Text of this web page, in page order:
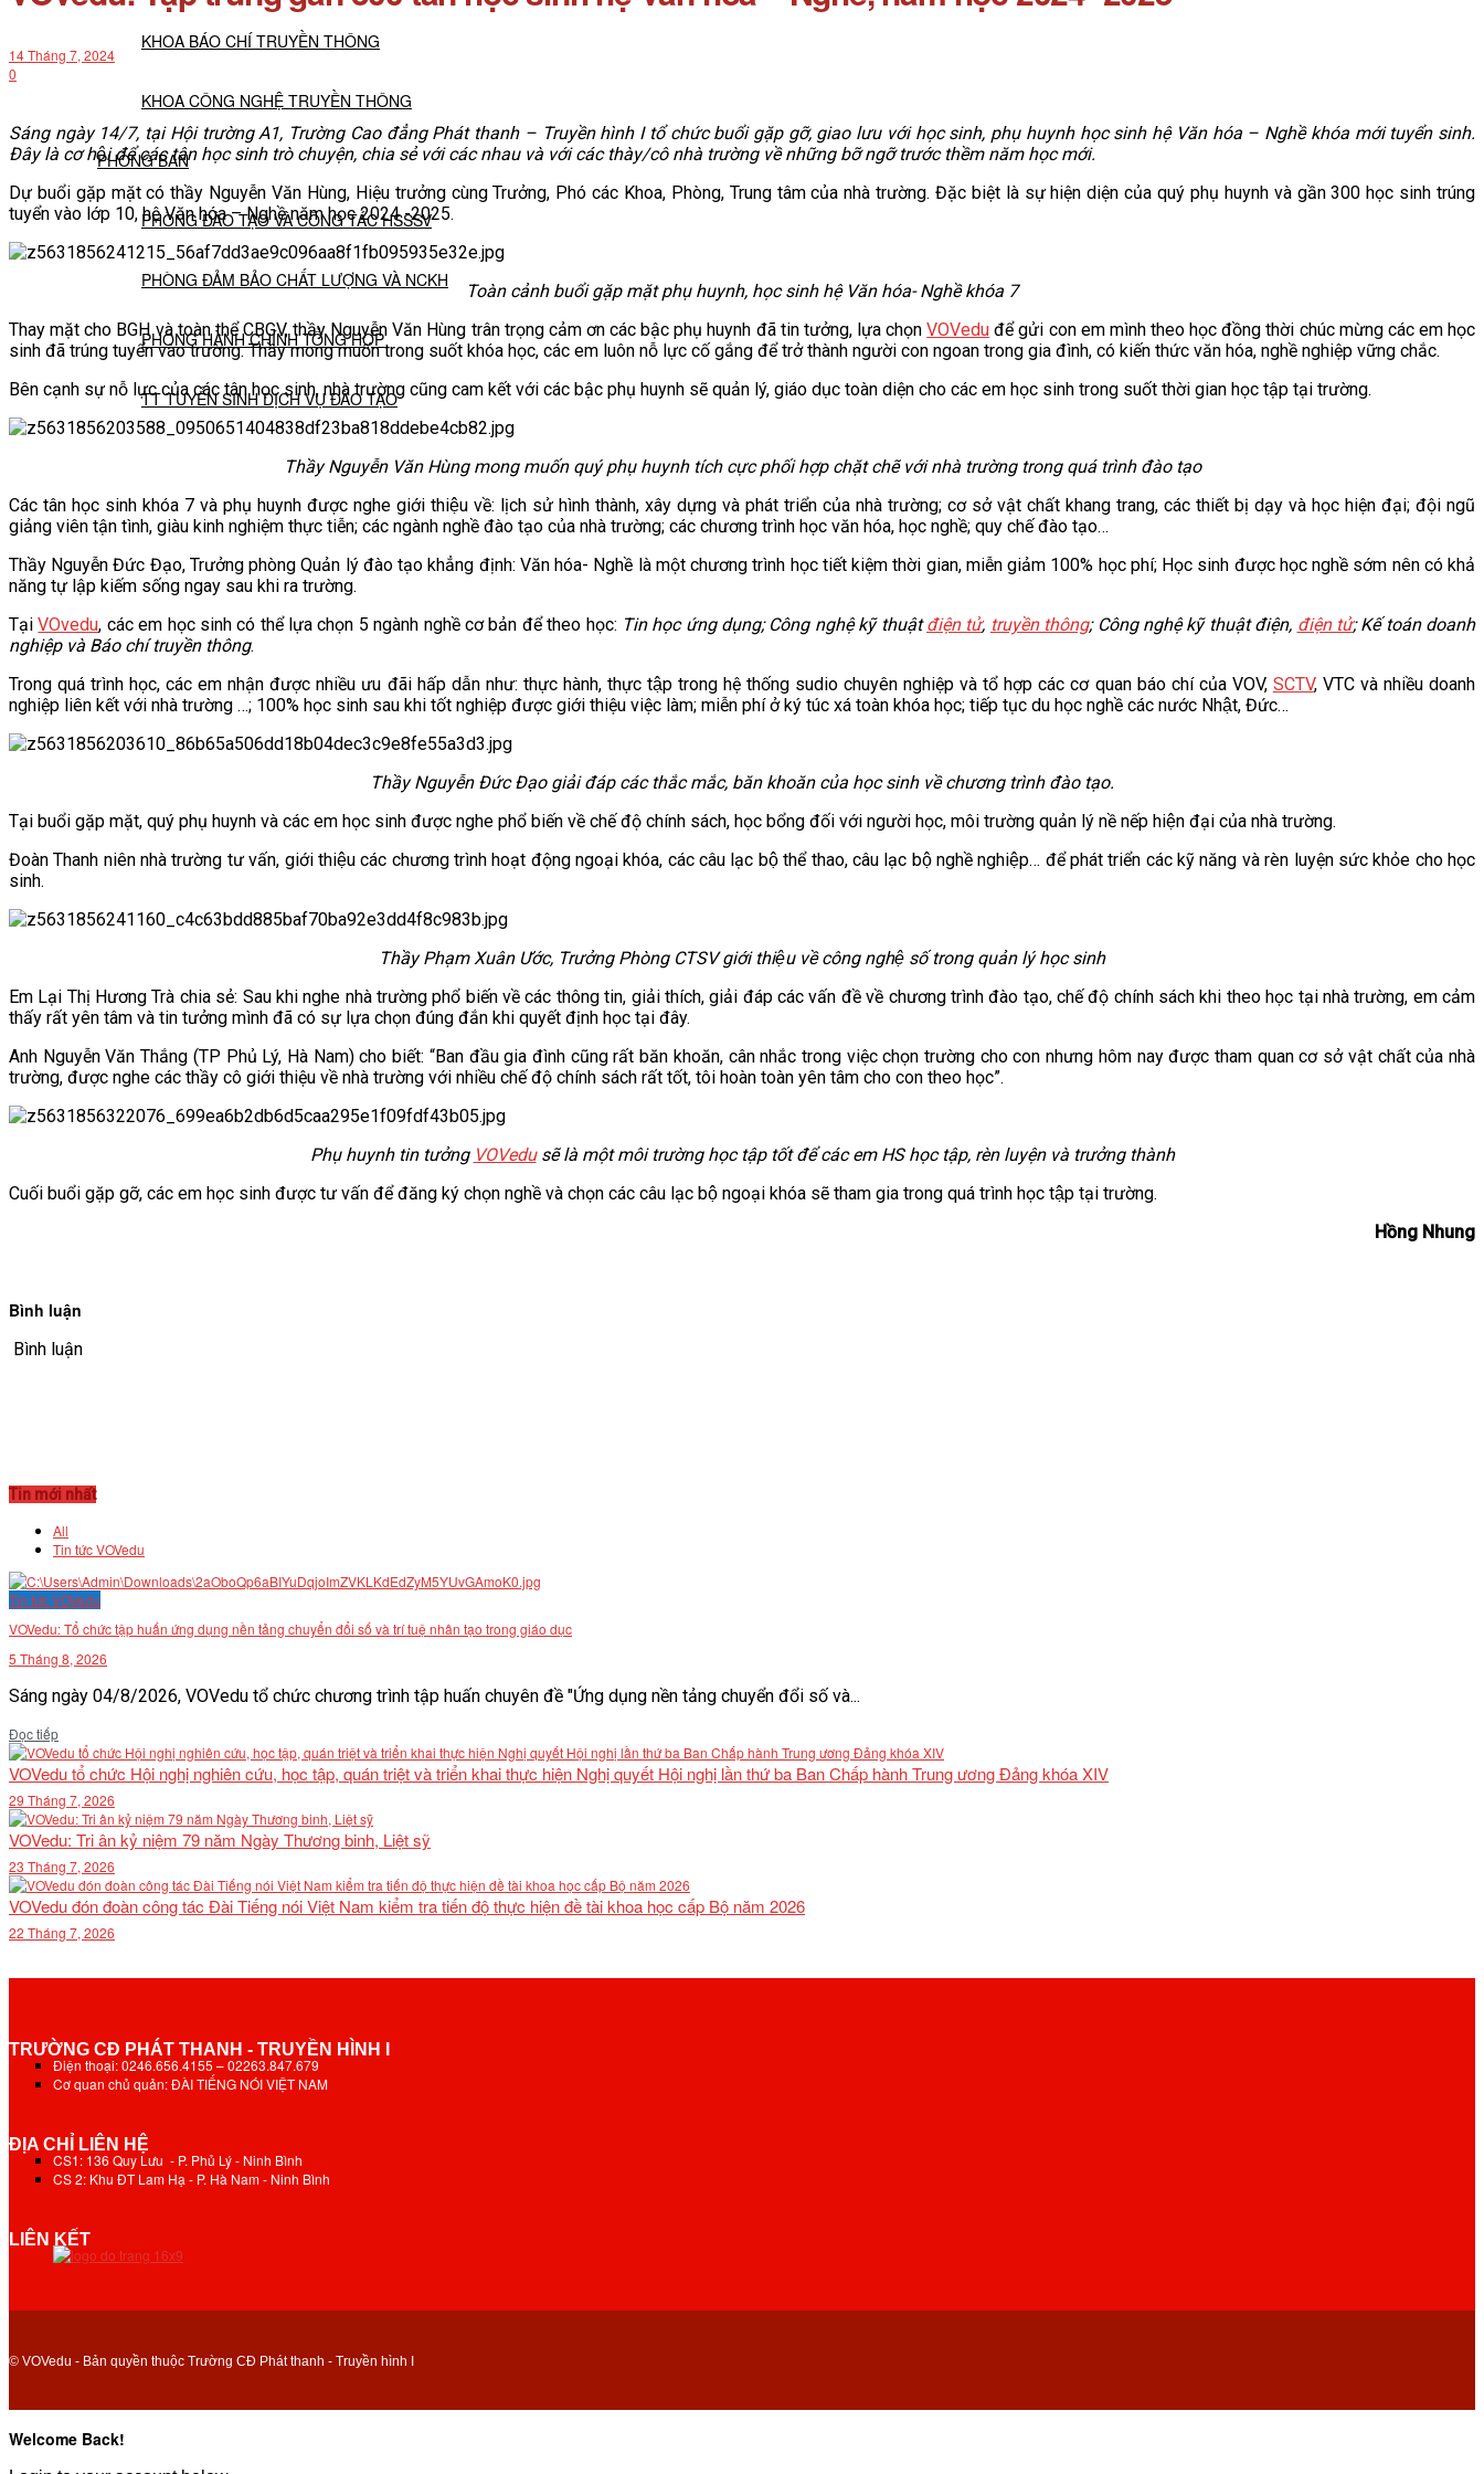
KHOA BÁO CHÍ TRUYỀN THÔNG
KHOA CÔNG NGHỆ TRUYỀN THÔNG
PHÒNG BAN
PHÒNG ĐÀO TẠO VÀ CÔNG TÁC HSSSV
PHÒNG ĐẢM BẢO CHẤT LƯỢNG VÀ NCKH
PHÒNG HÀNH CHÍNH TỔNG HỢP
TT TUYỂN SINH DỊCH VỤ ĐÀO TẠO
VĂN BẢN
THƯ VIỆN
14 Tháng 7, 2024
0
Sáng ngày 14/7, tại Hội trường A1, Trường Cao đẳng Phát thanh – Truyền hình I tổ chức buổi gặp gỡ, giao lưu với học sinh, phụ huynh học sinh hệ Văn hóa – Nghề khóa mới tuyển sinh.
Đây là cơ hội để các tân học sinh trò chuyện, chia sẻ với các nhau và với các thày/cô nhà trường về những bỡ ngỡ trước thềm năm học mới.
Dự buổi gặp mặt có thầy Nguyễn Văn Hùng, Hiệu trưởng cùng Trưởng, Phó các Khoa, Phòng, Trung tâm của nhà trường. Đặc biệt là sự hiện diện của quý phụ huynh và gần 300 học sinh trúng
tuyển vào lớp 10, hệ Văn hóa – Nghề năm học 2024 -2025.
Toàn cảnh buổi gặp mặt phụ huynh, học sinh hệ Văn hóa- Nghề khóa 7
Thay mặt cho BGH và toàn thể CBGV, thầy Nguyễn Văn Hùng trân trọng cảm ơn các bậc phụ huynh đã tin tưởng, lựa chọnVOVedu để gửi con em mình theo học đồng thời chúc mừng các em học
sinh đã trúng tuyển vào trường. Thầy mong muốn trong suốt khóa học, các em luôn nỗ lực cố gắng để trở thành người con ngoan trong gia đình, có kiến thức văn hóa, nghề nghiệp vững chắc.
Bên cạnh sự nỗ lực của các tân học sinh, nhà trường cũng cam kết với các bậc phụ huynh sẽ quản lý, giáo dục toàn diện cho các em học sinh trong suốt thời gian học tập tại trường.
Thầy Nguyễn Văn Hùng mong muốn quý phụ huynh tích cực phối hợp chặt chẽ với nhà trường trong quá trình đào tạo
Các tân học sinh khóa 7 và phụ huynh được nghe giới thiệu về: lịch sử hình thành, xây dựng và phát triển của nhà trường; cơ sở vật chất khang trang, các thiết bị dạy và học hiện đại; đội ngũ
giảng viên tận tình, giàu kinh nghiệm thực tiễn; các ngành nghề đào tạo của nhà trường; các chương trình học văn hóa, học nghề; quy chế đào tạo…
Thầy Nguyễn Đức Đạo, Trưởng phòng Quản lý đào tạo khẳng định: Văn hóa- Nghề là một chương trình học tiết kiệm thời gian, miễn giảm 100% học phí; Học sinh được học nghề sớm nên có khả
năng tự lập kiếm sống ngay sau khi ra trường.
TạiVOvedu, các em học sinh có thể lựa chọn 5 ngành nghề cơ bản để theo học: Tin học ứng dụng; Công nghệ kỹ thuậtđiện tử, truyền thông; Công nghệ kỹ thuật điện, điện tử; Kế toán doanh
nghiệp và Báo chí truyền thông.
Trong quá trình học, các em nhận được nhiều ưu đãi hấp dẫn như: thực hành, thực tập trong hệ thống sudio chuyên nghiệp và tổ hợp các cơ quan báo chí của VOV, SCTV, VTC và nhiều doanh
nghiệp liên kết với nhà trường …; 100% học sinh sau khi tốt nghiệp được giới thiệu việc làm; miễn phí ở ký túc xá toàn khóa học; tiếp tục du học nghề các nước Nhật, Đức…
Thầy Nguyễn Đức Đạo giải đáp các thắc mắc, băn khoăn của học sinh về chương trình đào tạo.
Tại buổi gặp mặt, quý phụ huynh và các em học sinh được nghe phổ biến về chế độ chính sách, học bổng đối với người học, môi trường quản lý nề nếp hiện đại của nhà trường.
Đoàn Thanh niên nhà trường tư vấn, giới thiệu các chương trình hoạt động ngoại khóa, các câu lạc bộ thể thao, câu lạc bộ nghề nghiệp… để phát triển các kỹ năng và rèn luyện sức khỏe cho học
sinh.
Thầy Phạm Xuân Ước, Trưởng Phòng CTSV giới thiệu về công nghệ số trong quản lý học sinh
Em Lại Thị Hương Trà chia sẻ: Sau khi nghe nhà trường phổ biến về các thông tin, giải thích, giải đáp các vấn đề về chương trình đào tạo, chế độ chính sách khi theo học tại nhà trường, em cảm
thấy rất yên tâm và tin tưởng mình đã có sự lựa chọn đúng đắn khi quyết định học tại đây.
Anh Nguyễn Văn Thắng (TP Phủ Lý, Hà Nam) cho biết: “Ban đầu gia đình cũng rất băn khoăn, cân nhắc trong việc chọn trường cho con nhưng hôm nay được tham quan cơ sở vật chất của nhà
trường, được nghe các thầy cô giới thiệu về nhà trường với nhiều chế độ chính sách rất tốt, tôi hoàn toàn yên tâm cho con theo học”.
Phụ huynh tin tưởng VOVedusẽ là một môi trường học tập tốt để các em HS học tập, rèn luyện và trưởng thành
Cuối buổi gặp gỡ, các em học sinh được tư vấn để đăng ký chọn nghề và chọn các câu lạc bộ ngoại khóa sẽ tham gia trong quá trình học tập tại trường.
Hồng Nhung
Bình luận
Bình luận
Tin mới nhất
All
Tin tức VOVedu
Tin tức VOVedu
VOVedu: Tổ chức tập huấn ứng dụng nền tảng chuyển đổi số và trí tuệ nhân tạo trong giáo dục
5 Tháng 8, 2026
Sáng ngày 04/8/2026, VOVedu tổ chức chương trình tập huấn chuyên đề "Ứng dụng nền tảng chuyển đổi số và...
Đọc tiếpDetails
VOVedu tổ chức Hội nghị nghiên cứu, học tập, quán triệt và triển khai thực hiện Nghị quyết Hội nghị lần thứ ba Ban Chấp hành Trung ương Đảng khóa XIV
29 Tháng 7, 2026
VOVedu: Tri ân kỷ niệm 79 năm Ngày Thương binh, Liệt sỹ
23 Tháng 7, 2026
VOVedu đón đoàn công tác Đài Tiếng nói Việt Nam kiểm tra tiến độ thực hiện đề tài khoa học cấp Bộ năm 2026
22 Tháng 7, 2026
TRƯỜNG CĐ PHÁT THANH - TRUYỀN HÌNH I
Điện thoại: 0246.656.4155 – 02263.847.679
Cơ quan chủ quản: ĐÀI TIẾNG NÓI VIỆT NAM
ĐỊA CHỈ LIÊN HỆ
CS1: 136 Quy Lưu - P. Phủ Lý - Ninh Bình
CS 2: Khu ĐT Lam Hạ - P. Hà Nam - Ninh Bình
LIÊN KẾT
© VOVedu - Bản quyền thuộc Trường CĐ Phát thanh - Truyền hình I
Welcome Back!